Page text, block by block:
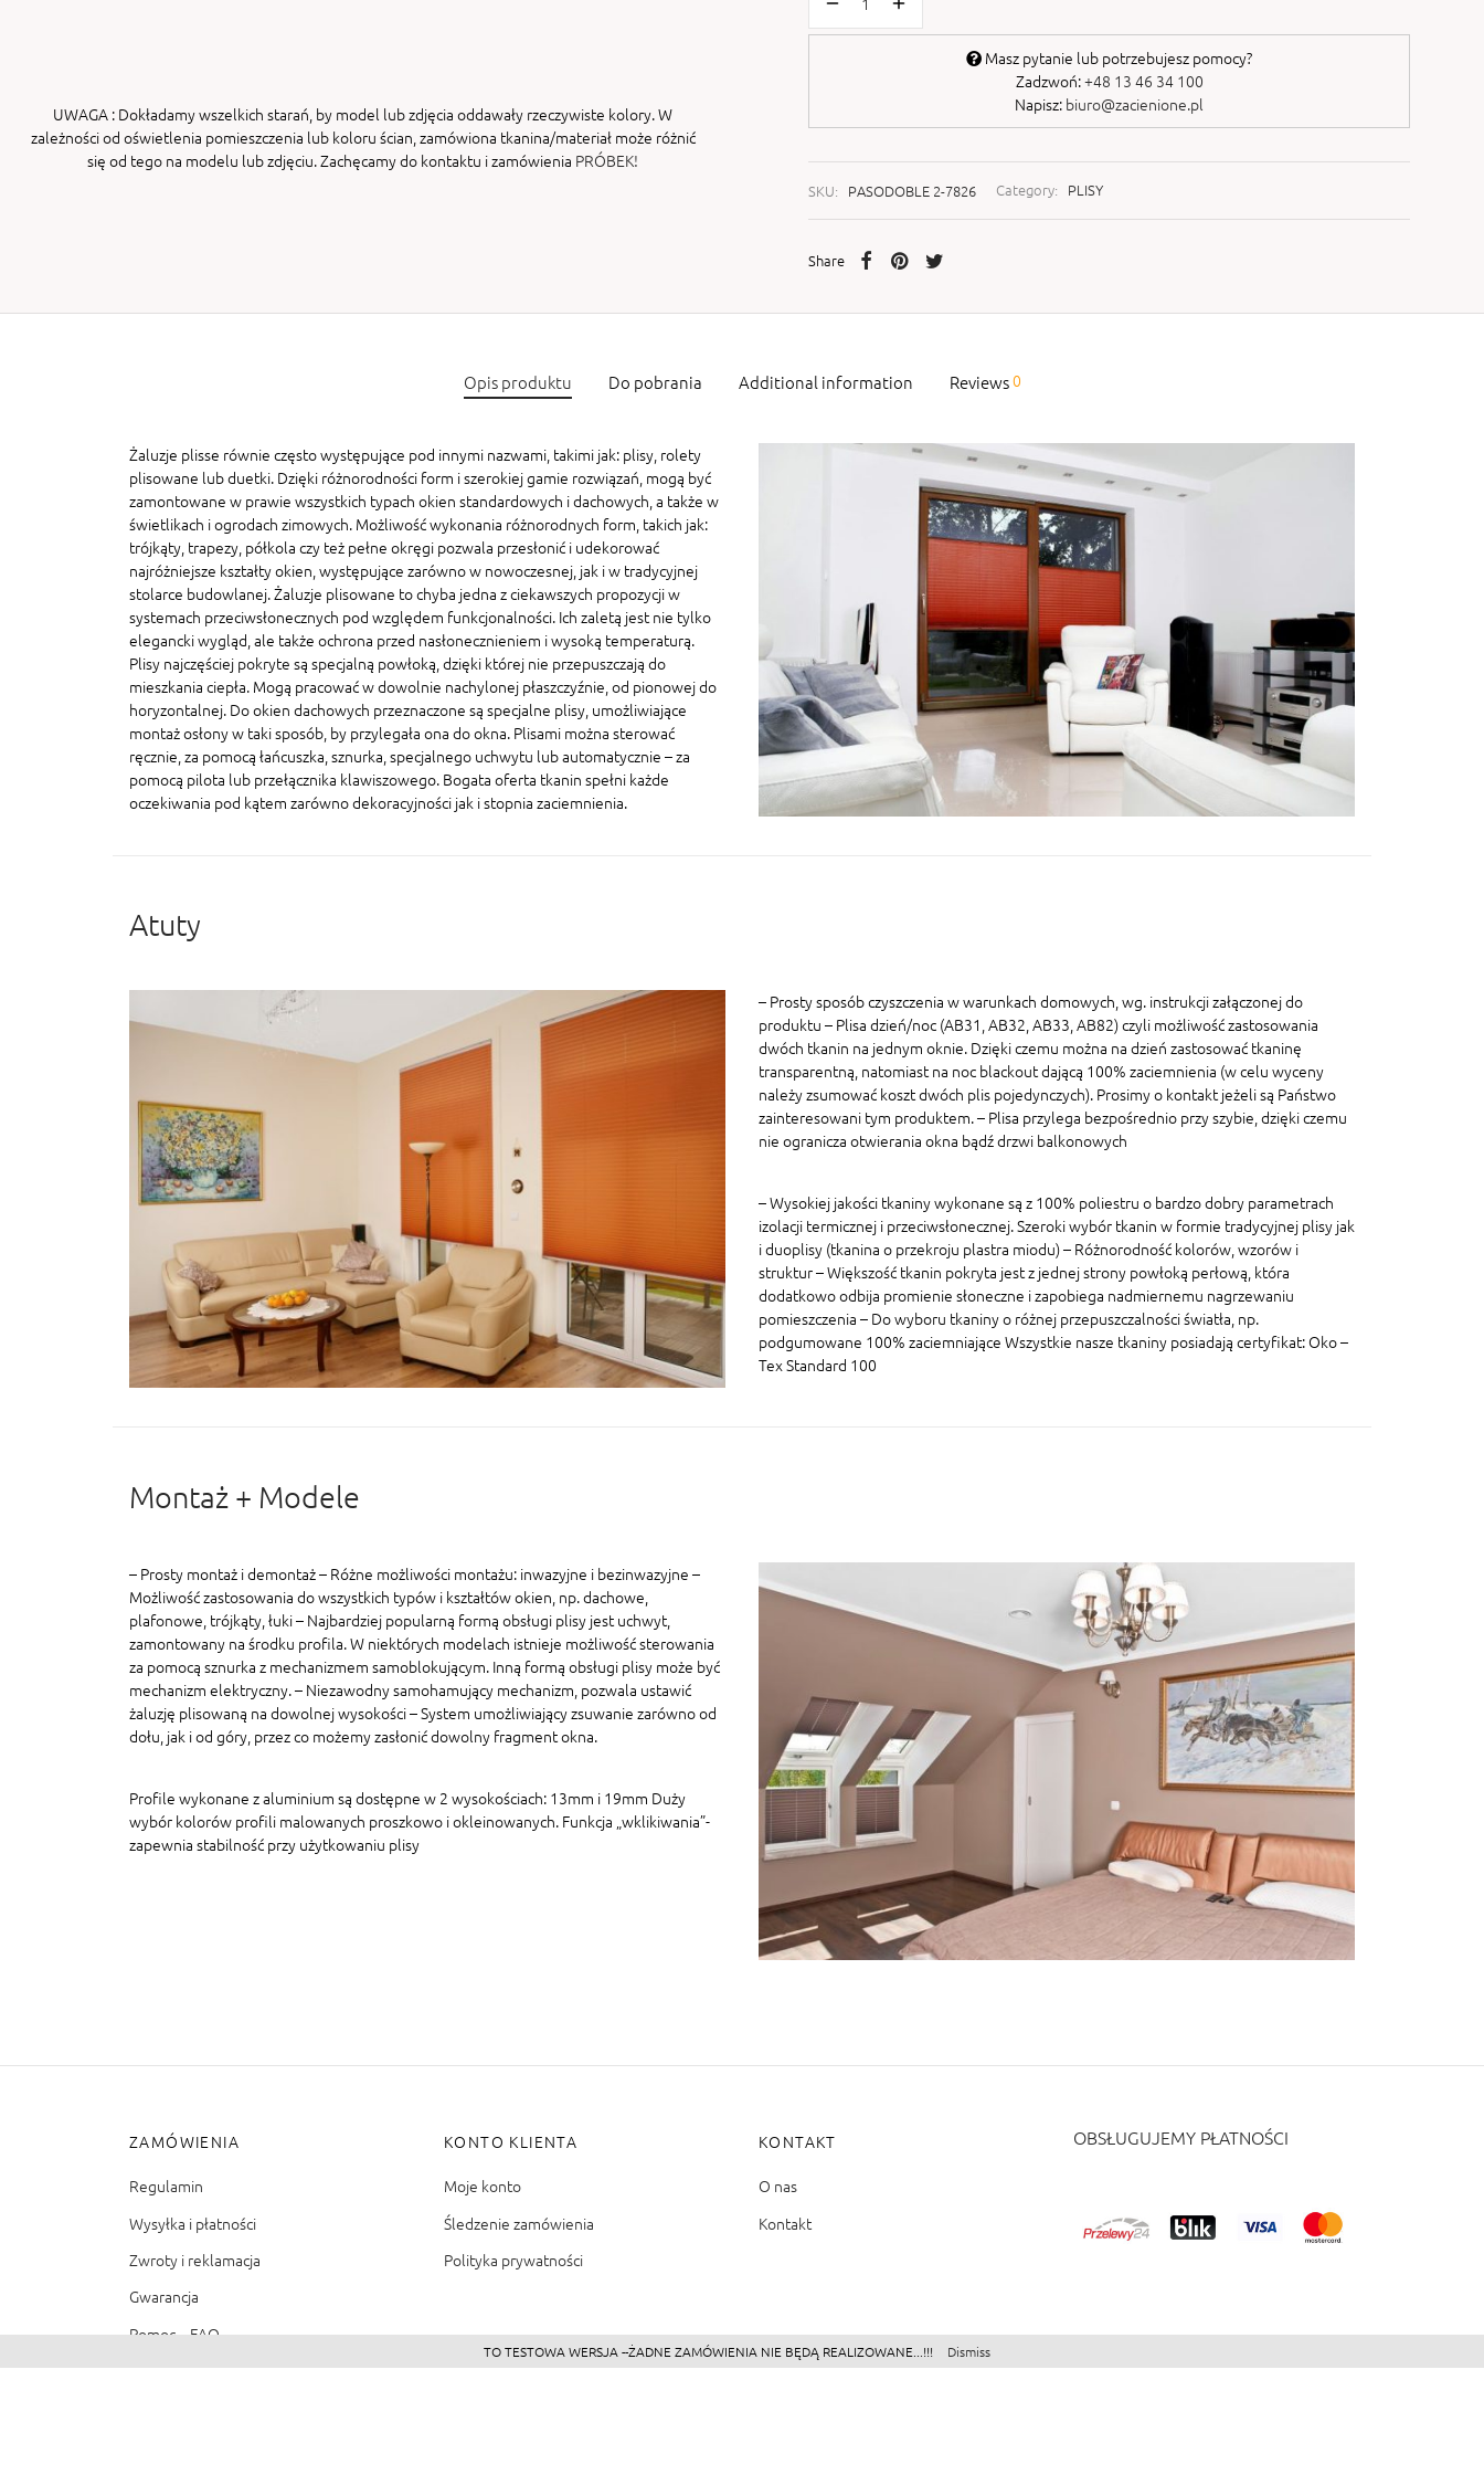
UWAGA : Dokładamy wszelkich starań, by model lub zdjęcia oddawały rzeczywiste kolory. W
zależności od oświetlenia pomieszczenia lub koloru ścian, zamówiona tkanina/materiał może różnić
się od tego na modelu lub zdjęciu. Zachęcamy do kontaktu i zamówienia PRÓBEK!
Masz pytanie lub potrzebujesz pomocy?
Zadzwoń:+48 13 46 34 100
Napisz: biuro@zacienione.pl
SKU: PASODOBLE 2-7826 Category: PLISY
Share
Opis produktu Do pobrania Additional information Reviews0
Żaluzje plisse równie często występujące pod innymi nazwami, takimi jak: plisy, rolety
plisowane lub duetki. Dzięki różnorodności form i szerokiej gamie rozwiązań, mogą być
zamontowane w prawie wszystkich typach okien standardowych i dachowych, a także w
świetlikach i ogrodach zimowych. Możliwość wykonania różnorodnych form, takich jak:
trójkąty, trapezy, półkola czy też pełne okręgi pozwala przesłonić i udekorować
najróżniejsze kształty okien, występujące zarówno w nowoczesnej, jak i w tradycyjnej
stolarce budowlanej. Żaluzje plisowane to chyba jedna z ciekawszych propozycji w
systemach przeciwsłonecznych pod względem funkcjonalności. Ich zaletą jest nie tylko
elegancki wygląd, ale także ochrona przed nasłonecznieniem i wysoką temperaturą.
Plisy najczęściej pokryte są specjalną powłoką, dzięki której nie przepuszczają do
mieszkania ciepła. Mogą pracować w dowolnie nachylonej płaszczyźnie, od pionowej do
horyzontalnej. Do okien dachowych przeznaczone są specjalne plisy, umożliwiające
montaż osłony w taki sposób, by przylegała ona do okna. Plisami można sterować
ręcznie, za pomocą łańcuszka, sznurka, specjalnego uchwytu lub automatycznie – za
pomocą pilota lub przełącznika klawiszowego. Bogata oferta tkanin spełni każde
oczekiwania pod kątem zarówno dekoracyjności jak i stopnia zaciemnienia.
Atuty
– Prosty sposób czyszczenia w warunkach domowych, wg. instrukcji załączonej do
produktu – Plisa dzień/noc (AB31, AB32, AB33, AB82) czyli możliwość zastosowania
dwóch tkanin na jednym oknie. Dzięki czemu można na dzień zastosować tkaninę
transparentną, natomiast na noc blackout dającą 100% zaciemnienia (w celu wyceny
należy zsumować koszt dwóch plis pojedynczych). Prosimy o kontakt jeżeli są Państwo
zainteresowani tym produktem. – Plisa przylega bezpośrednio przy szybie, dzięki czemu
nie ogranicza otwierania okna bądź drzwi balkonowych
– Wysokiej jakości tkaniny wykonane są z 100% poliestru o bardzo dobry parametrach
izolacji termicznej i przeciwsłonecznej. Szeroki wybór tkanin w formie tradycyjnej plisy jak
i duoplisy (tkanina o przekroju plastra miodu) – Różnorodność kolorów, wzorów i
struktur – Większość tkanin pokryta jest z jednej strony powłoką perłową, która
dodatkowo odbija promienie słoneczne i zapobiega nadmiernemu nagrzewaniu
pomieszczenia – Do wyboru tkaniny o różnej przepuszczalności światła, np.
podgumowane 100% zaciemniające Wszystkie nasze tkaniny posiadają certyfikat: Oko –
Tex Standard 100
Montaż + Modele
– Prosty montaż i demontaż – Różne możliwości montażu: inwazyjne i bezinwazyjne –
Możliwość zastosowania do wszystkich typów i kształtów okien, np. dachowe,
plafonowe, trójkąty, łuki – Najbardziej popularną formą obsługi plisy jest uchwyt,
zamontowany na środku profila. W niektórych modelach istnieje możliwość sterowania
za pomocą sznurka z mechanizmem samoblokującym. Inną formą obsługi plisy może być
mechanizm elektryczny. – Niezawodny samohamujący mechanizm, pozwala ustawić
żaluzję plisowaną na dowolnej wysokości – System umożliwiający zsuwanie zarówno od
dołu, jak i od góry, przez co możemy zasłonić dowolny fragment okna.
Profile wykonane z aluminium są dostępne w 2 wysokościach: 13mm i 19mm Duży
wybór kolorów profili malowanych proszkowo i okleinowanych. Funkcja „wklikiwania”-
zapewnia stabilność przy użytkowaniu plisy
ZAMÓWIENIA
Regulamin
Wysyłka i płatności
Zwroty i reklamacja
Gwarancja
Pomoc – FAQ
KONTO KLIENTA
Moje konto
Śledzenie zamówienia
Polityka prywatności
KONTAKT
O nas
Kontakt
OBSŁUGUJEMY PŁATNOŚCI
TO TESTOWA WERSJA --ŻADNE ZAMÓWIENIA NIE BĘDĄ REALIZOWANE...!!! Dismiss